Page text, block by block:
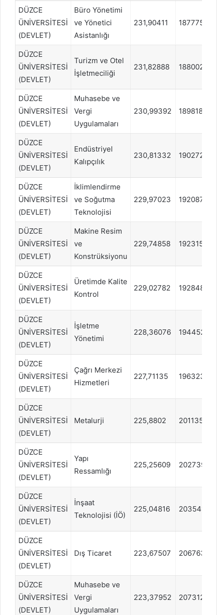
DÜZCE
ÜNİVERSİTESİ
(DEVLET)
Büro Yönetimi
ve Yönetici
Asistanlığı
231,90411 1877758
DÜZCE
ÜNİVERSİTESİ
(DEVLET)
Turizm ve Otel
İşletmeciliği
231,82888 1880028
DÜZCE
ÜNİVERSİTESİ
(DEVLET)
Muhasebe ve
Vergi
Uygulamaları
230,99392 1898183
DÜZCE
ÜNİVERSİTESİ
(DEVLET)
Endüstriyel
Kalıpçılık
230,81332 1902722
DÜZCE
ÜNİVERSİTESİ
(DEVLET)
İklimlendirme
ve Soğutma
Teknolojisi
229,97023 1920877
DÜZCE
ÜNİVERSİTESİ
(DEVLET)
Makine Resim
ve
Konstrüksiyonu
229,74858 1923159
DÜZCE
ÜNİVERSİTESİ
(DEVLET)
Üretimde Kalite
Kontrol
229,02782 1928485
DÜZCE
ÜNİVERSİTESİ
(DEVLET)
İşletme
Yönetimi
228,36076 1944524
DÜZCE
ÜNİVERSİTESİ
(DEVLET)
Çağrı Merkezi
Hizmetleri
227,71135 1963237
DÜZCE
ÜNİVERSİTESİ
(DEVLET)
Metalurji 225,8802 2011354
DÜZCE
ÜNİVERSİTESİ
(DEVLET)
Yapı
Ressamlığı
225,25609 2027393
DÜZCE
ÜNİVERSİTESİ
(DEVLET)
İnşaat
Teknolojisi (İÖ)
225,04816 2035413
DÜZCE
ÜNİVERSİTESİ
(DEVLET)
Dış Ticaret 223,67507 2067637
DÜZCE
ÜNİVERSİTESİ
(DEVLET)
Muhasebe ve
Vergi
Uygulamaları
223,37952 2073129